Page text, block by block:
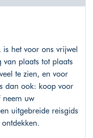
het voor ons vrijwel
van plaats tot plaats
te zien, en voor
dan ook: koop voor
neem uw
uitgebreide reisgids